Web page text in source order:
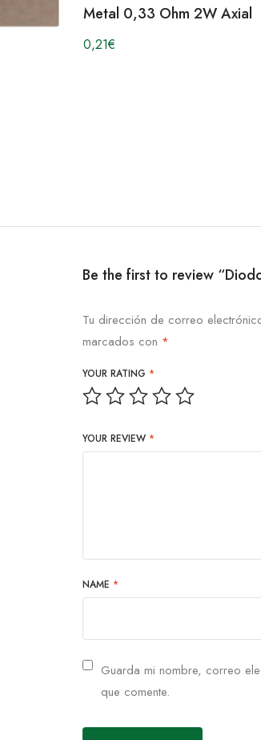
Metal 0,33 Ohm 2W Axial
0,21€
Be the first to review
Tu dirección de correo
marcados con *
YOUR RATING *
YOUR REVIEW *
NAME *
Guarda mi nombre, correo
que comente.